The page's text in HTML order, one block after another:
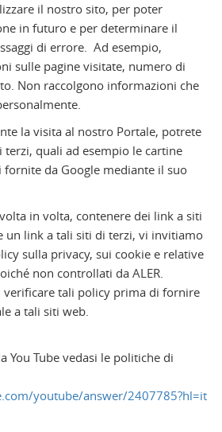
il nostro sito, per poter
in futuro e per determinare il
di errore. Ad esempio,
sulle pagine visitate, numero di
Non raccolgono informazioni che
la visita al nostro Portale, potrete
quali ad esempio le cartine
da Google mediante il suo
in volta, contenere dei link a siti
un link a tali siti di terzi, vi invitiamo
sulla privacy, sui cookie e relative
non controllati da ALER.
tali policy prima di fornire
a tali siti web.
You Tube vedasi le politiche di
youtube/answer/2407785?hl=it